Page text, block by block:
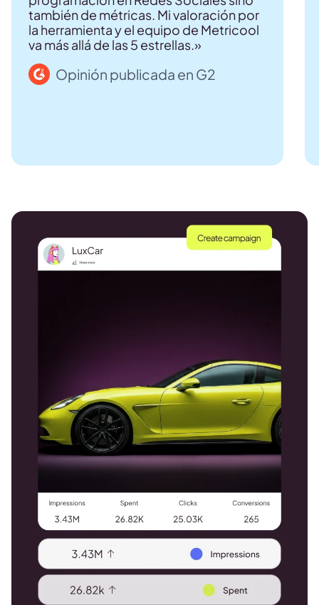
también de métricas. Mi valoración por
la herramienta y el equipo de Metricool
va más allá de las 5 estrellas.»
Opinión publicada en G2